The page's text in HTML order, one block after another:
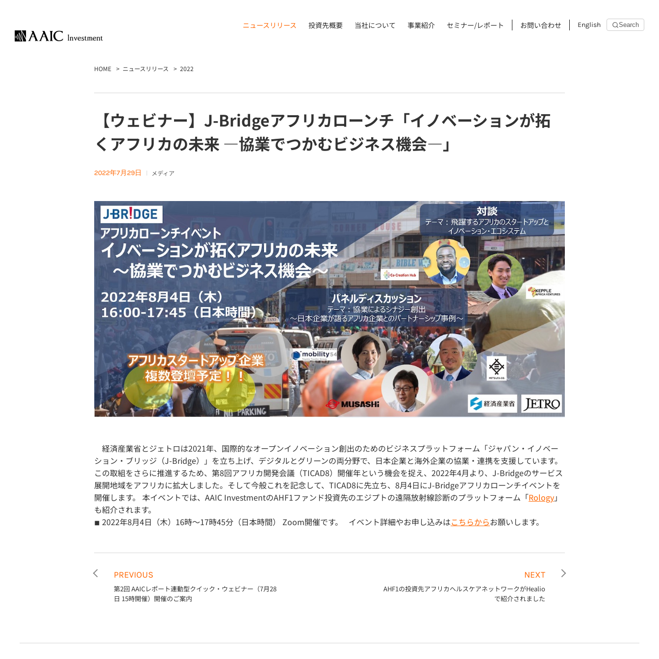
ニュースリリース 投資先概要 当社について 事業紹介 セミナー/レポート お問い合わせ English Search
HOME ニュースリリース 2022
【ウェビナー】J-Bridgeアフリカローンチ「イノベーションが拓
くアフリカの未来 ―協業でつかむビジネス機会―」
2022年7月29日 メディア
経済産業省とジェトロは2021年、国際的なオープンイノベーション創出のためのビジネスプラットフォーム「ジャパン・イノベー
ション・ブリッジ（J-Bridge）」を立ち上げ、デジタルとグリーンの両分野で、日本企業と海外企業の協業・連携を支援しています。
この取組をさらに推進するため、第8回アフリカ開発会議（TICAD8）開催年という機会を捉え、2022年4月より、J-Bridgeのサービス
展開地域をアフリカに拡大しました。そして今般これを記念して、TICAD8に先立ち、8月4日にJ-Bridgeアフリカローンチイベントを
開催します。 本イベントでは、AAIC InvestmentのAHF1ファンド投資先のエジプトの遠隔放射線診断のプラットフォーム「Rology」
も紹介されます。
◾︎ 2022年8月4日（木）16時～17時45分（日本時間） Zoom開催です。 イベント詳細やお申し込みはこちらからお願いします。
PREVIOUS
第2回 AAICレポート連動型クイック・ウェビナー（7月28
日 15時開催）開催のご案内
NEXT
AHF1の投資先アフリカヘルスケアネットワークがHealio
で紹介されました